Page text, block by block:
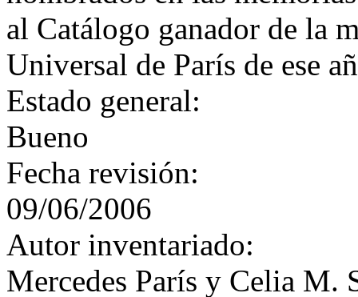
al Catálogo ganador de la
Universal de París de ese
Estado general:
Bueno
Fecha revisión:
09/06/2006
Autor inventariado:
Mercedes París y Celia M.